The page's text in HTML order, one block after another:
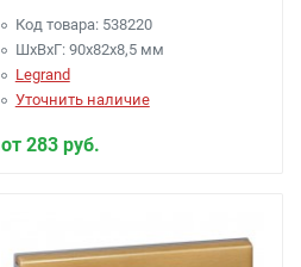
Код товара: 538220
ШхВхГ: 90x82x8,5 мм
Legrand
Уточнить наличие
от 283 руб.